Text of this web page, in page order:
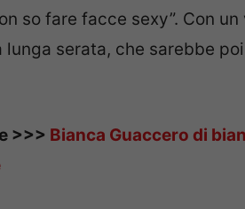
so fare facce sexy”. Con
serata, che sarebbe
>>> Bianca Guaccero di